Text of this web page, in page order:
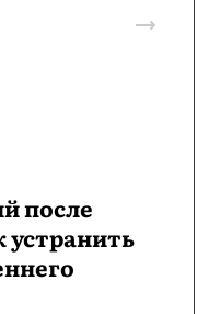
после
устранить